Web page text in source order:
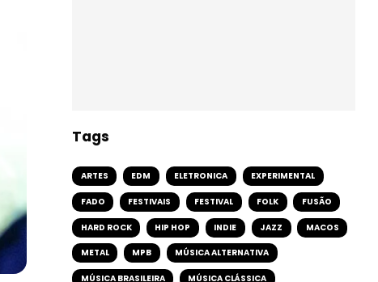
Tags
ARTES EDM ELETRONICA EXPERIMENTAL
FADO FESTIVAIS FESTIVAL FOLK FUSÃO
HARD ROCK HIP HOP INDIE JAZZ MACOS
METAL MPB MÚSICA ALTERNATIVA
MÚSICA BRASILEIRA MÚSICA CLÁSSICA